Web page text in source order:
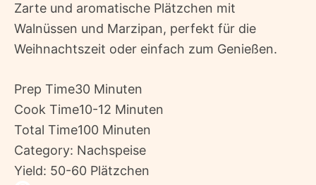
Zarte und aromatische Plätzchen mit
Walnüssen und Marzipan, perfekt für die
Weihnachtszeit oder einfach zum Genießen.
Prep Time30 Minuten
Cook Time10-12 Minuten
Total Time100 Minuten
Category: Nachspeise
Yield: 50-60 Plätzchen